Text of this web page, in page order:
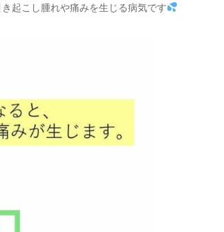
起こし腫れや痛みを生じる病気です